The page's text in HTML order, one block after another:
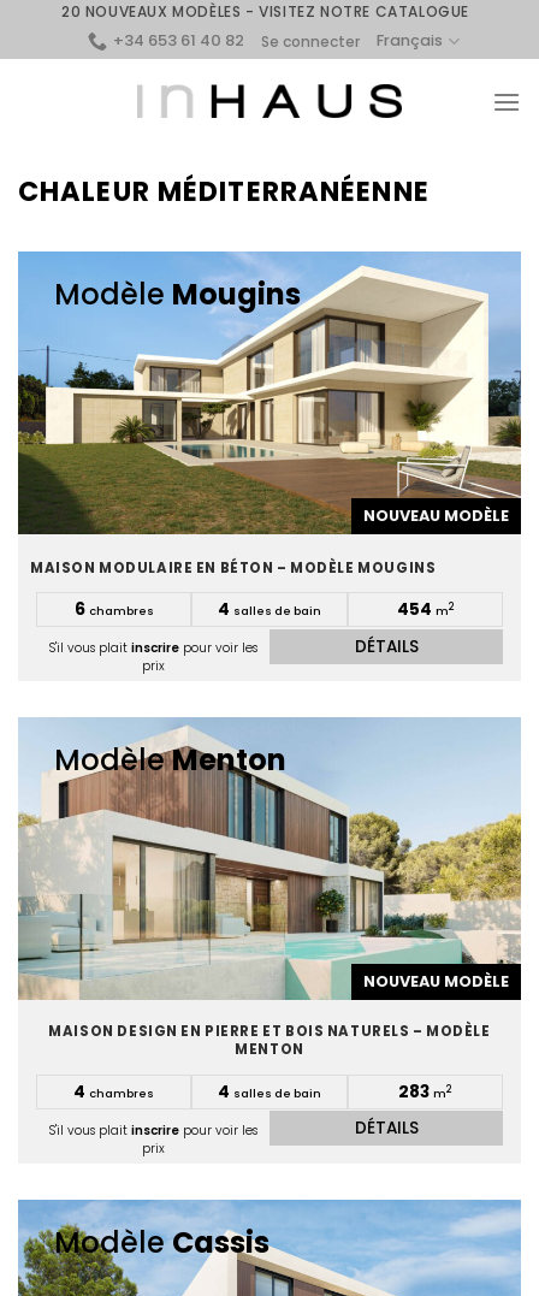
20 NOUVEAUX MODÈLES - VISITEZ NOTRE CATALOGUE
+34 653 61 40 82 Se connecter Français
CHALEUR MÉDITERRANÉENNE
Modèle Mougins
NOUVEAU MODÈLE
MAISON MODULAIRE EN BÉTON – MODÈLE MOUGINS
6 chambres 4 salles de bain 454 m2
S'il vous plait inscrirepour voir les
prix
DÉTAILS
ModèleMenton
NOUVEAU MODÈLE
MAISON DESIGN EN PIERRE ET BOIS NATURELS – MODÈLE
MENTON
4 chambres 4 salles de bain 283 m2
S'il vous plait inscrirepour voir les
prix
DÉTAILS
ModèleCassis